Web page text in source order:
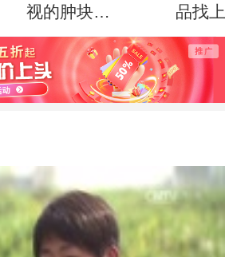
视的肿块
(20120807)
品找